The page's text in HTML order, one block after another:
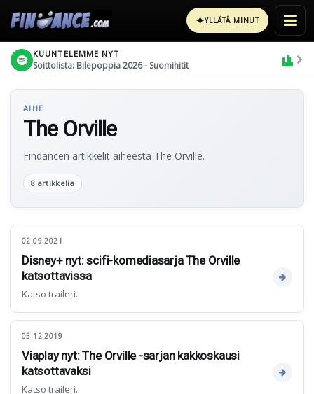
✦YLLÄTÄ MINUT
KUUNTELEMME NYT
Soittolista: Bilepoppia 2026 - Suomihitit
AIHE
The Orville
Findancen artikkelit aiheesta The Orville.
8 artikkelia
02.09.2021
Disney+ nyt: scifi-komediasarja The Orville
katsottavissa
Katso traileri.
05.12.2019
Viaplay nyt: The Orville -sarjan kakkoskausi
katsottavaksi
Katso traileri.